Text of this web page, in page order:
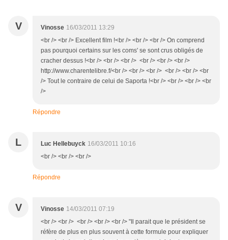
V Vinosse 16/03/2011 13:29
<br /> <br /> Excellent film !<br /> <br /> <br /> On comprend
pas pourquoi certains sur les coms' se sont crus obligés de
cracher dessus !<br /> <br /> <br /> <br /> <br /> <br />
http://www.charentelibre.f/<br /> <br /> <br /> <br /> <br /> <br
/> Tout le contraire de celui de Saporta !<br /> <br /> <br /> <br
/>
Répondre
L Luc Hellebuyck 16/03/2011 10:16
<br /> <br /> <br />
Répondre
V Vinosse 14/03/2011 07:19
<br /> <br /> <br /> <br /> <br /> "Il parait que le président se
réfère de plus en plus souvent à cette formule pour expliquer